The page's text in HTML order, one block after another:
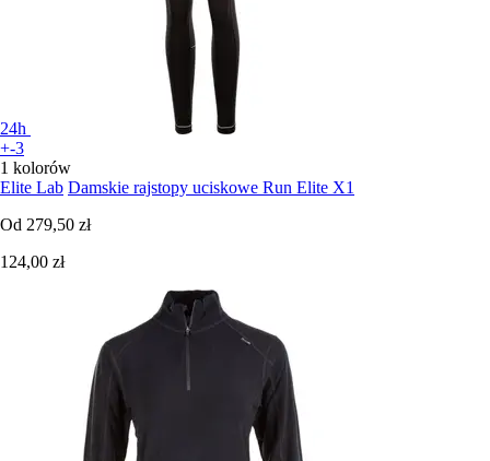
24h
+-3
1 kolorów
Elite Lab Damskie rajstopy uciskowe Run Elite X1
Od 279,50 zł
124,00 zł